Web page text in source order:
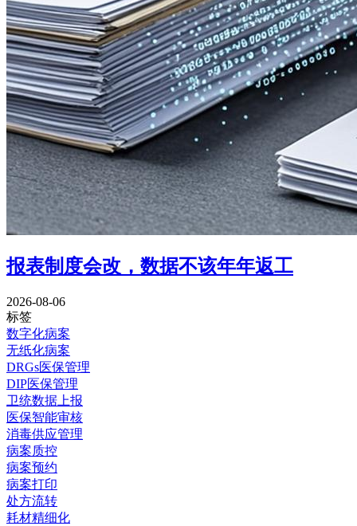
报表制度会改，数据不该年年返工
2026-08-06
标签
数字化病案
无纸化病案
DRGs医保管理
DIP医保管理
卫统数据上报
医保智能审核
消毒供应管理
病案质控
病案预约
病案打印
处方流转
耗材精细化